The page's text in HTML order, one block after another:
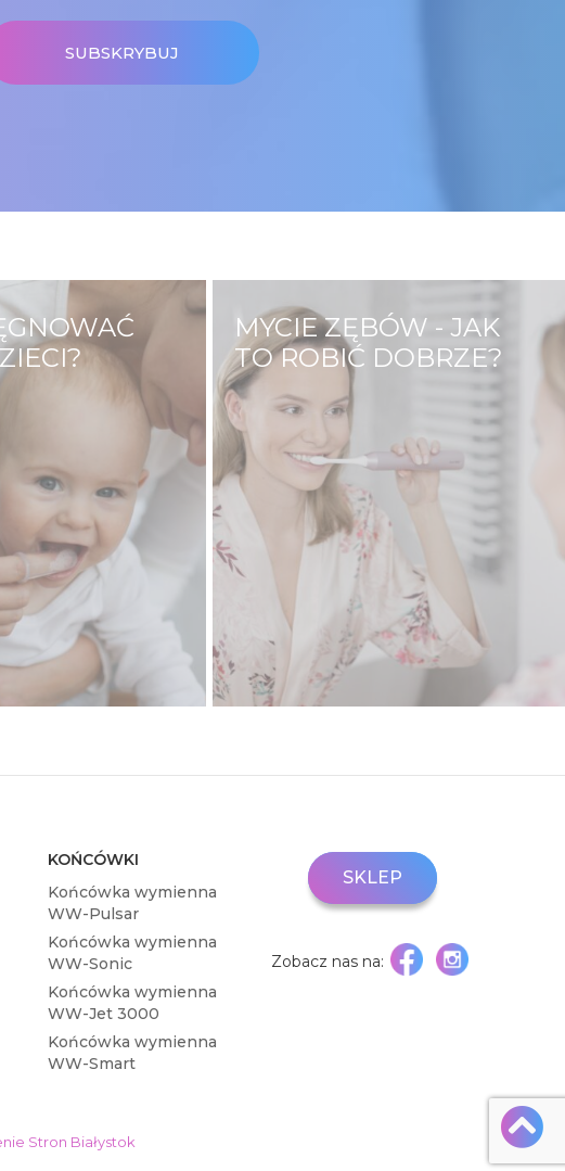
SUBSKRYBUJ
swojego
dbać już
Dlaczego?
niemowląt ma
fałdów i
może
który jest
zapalnych
MYCIE ZĘBÓW - JAK
TO ROBIĆ DOBRZE?
Mycie zębów to czynność
którą wykonujemy kilka razy
dziennie. Z pozoru jest to
prosta czynność, nie zawsze
jednak robimy to dobrze.
Prawidłowe mycie zębów to
odpowiednie ruchy, nacisk,
częstotliwość oraz długość
mycia.…
KOŃCÓWKI
Końcówka wymienna
WW-Pulsar
Końcówka wymienna
WW-Sonic
Końcówka wymienna
WW-Jet 3000
Końcówka wymienna
WW-Smart
SKLEP
ONLINE
Zobacz nas na:
Stron Białystok